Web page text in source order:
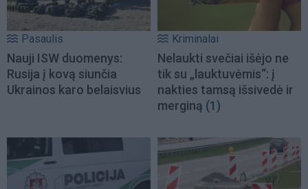
Pasaulis
Nauji ISW duomenys:
Rusija į kovą siunčia
Ukrainos karo belaisvius
Kriminalai
Nelaukti svečiai išėjo ne
tik su „lauktuvėmis“: į
nakties tamsą išsivedė ir
merginą (1)